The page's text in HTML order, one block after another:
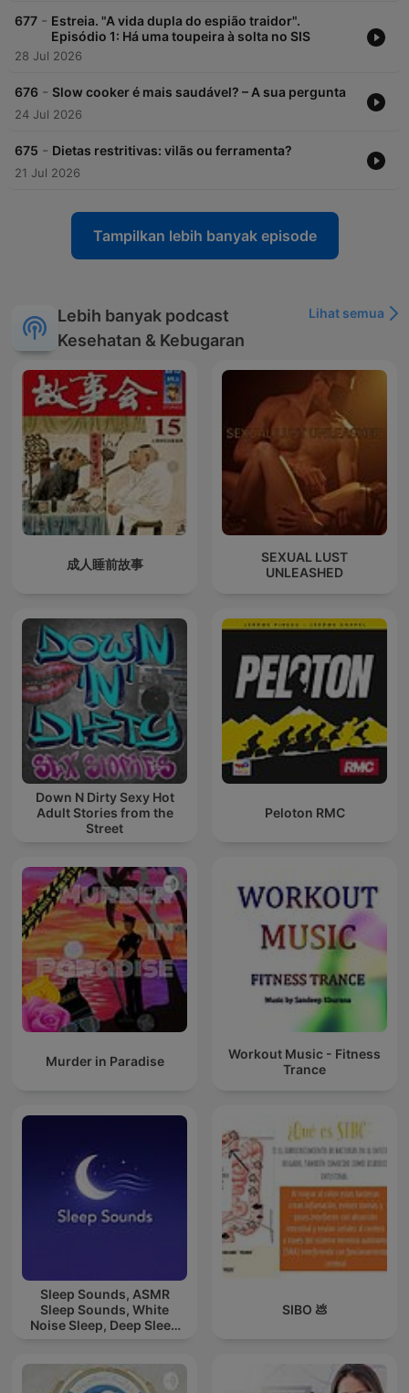
677 - Estreia. "A vida dupla do espião traidor".
Episódio 1: Há uma toupeira à solta no SIS
28 Jul 2026
676 - Slow cooker é mais saudável? – A sua pergunta
24 Jul 2026
675 - Dietas restritivas: vilãs ou ferramenta?
21 Jul 2026
Tampilkan lebih banyak episode
Lebih banyak podcast
Kesehatan & Kebugaran
Lihat semua
成人睡前故事
SEXUAL LUST
UNLEASHED
Down N Dirty Sexy Hot
Adult Stories from the
Street
Peloton RMC
Murder in Paradise
Workout Music - Fitness
Trance
Sleep Sounds, ASMR
Sleep Sounds, White
Noise Sleep, Deep Sleep
SIBO 💩